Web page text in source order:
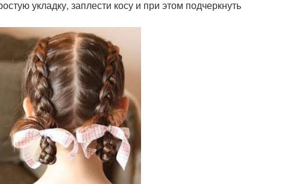
укладку, заплести косу и при этом подчеркнуть